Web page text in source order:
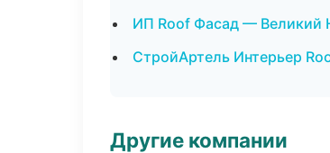
ИП Roof Фасад — Великий
СтройАртель Интерьер
Другие компании